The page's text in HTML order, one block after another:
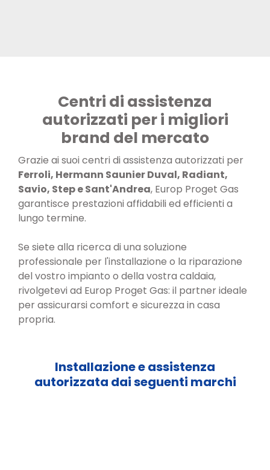
Centri di assistenza
autorizzati per i migliori
brand del mercato
Grazie ai suoi centri di assistenza autorizzati per
Ferroli, Hermann Saunier Duval, Radiant,
Savio, Step e Sant'Andrea, Europ Proget Gas
garantisce prestazioni affidabili ed efficienti a
lungo termine.
Se siete alla ricerca di una soluzione
professionale per l'installazione o la riparazione
del vostro impianto o della vostra caldaia,
rivolgetevi ad Europ Proget Gas: il partner ideale
per assicurarsi comfort e sicurezza in casa
propria.
Installazione e assistenza
autorizzata dai seguenti marchi